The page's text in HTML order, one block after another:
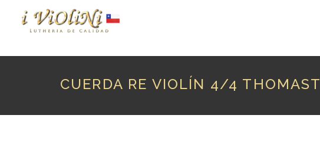
CUERDA RE VIOLÍN 4/4